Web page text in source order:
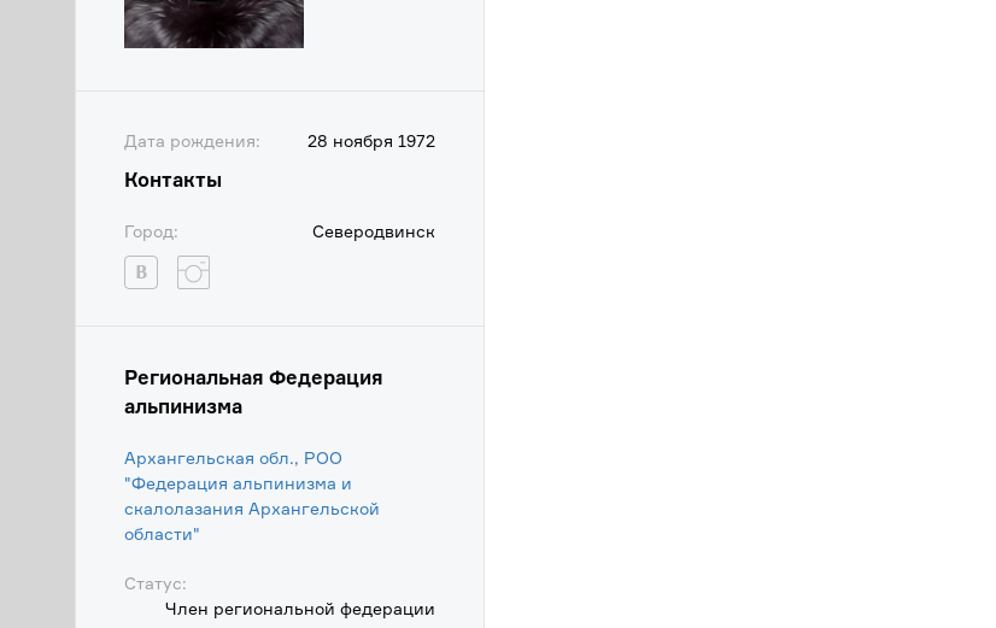
Дата рождения: 28 ноября 1972
Контакты
Город: Северодвинск
Региональная Федерация
альпинизма
Архангельская обл., РОО
"Федерация альпинизма и
скалолазания Архангельской
области"
Статус:
Член региональной федерации